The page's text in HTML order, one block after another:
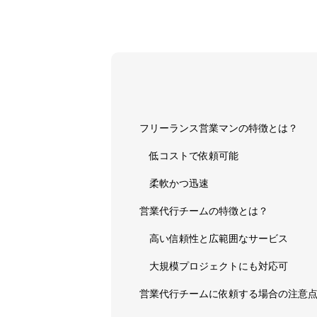
フリーランス営業マンの特徴とは？
低コストで依頼可能
柔軟かつ迅速
営業代行チームの特徴とは？
高い信頼性と広範囲なサービス
大規模プロジェクトにも対応可
営業代行チームに依頼する場合の注意点